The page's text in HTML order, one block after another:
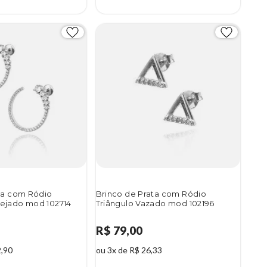
com Ródio
mod 102714
Brinco de Prata com Ródio
Triângulo Vazado mod 102196
R$ 79,00
ou 3x de R$ 26,33